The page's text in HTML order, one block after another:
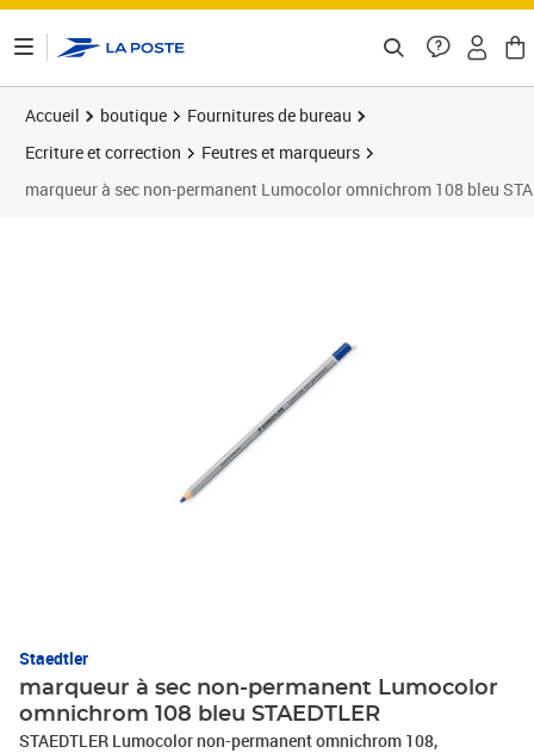
Accueil boutique
Fournitures de bureau
Ecriture et correction
Feutres et marqueurs
marqueur à sec non-permanent Lumocolor omnichrom 108 bleu
Staedtler
marqueur à sec non-permanent Lumocolor
omnichrom 108 bleu STAEDTLER
STAEDTLER Lumocolor non-permanent omnichrom 108,